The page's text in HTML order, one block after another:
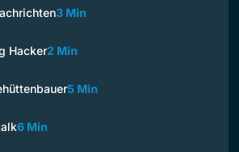
3 Min
Hacker2 Min
5 Min
6 Min